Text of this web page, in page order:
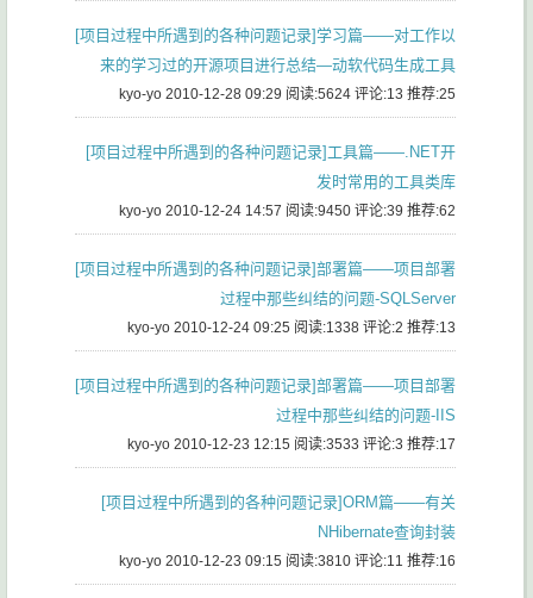
[项目过程中所遇到的各种问题记录]学习篇——对工作以
来的学习过的开源项目进行总结—动软代码生成工具
kyo-yo 2010-12-28 09:29 阅读:5624 评论:13 推荐:25
[项目过程中所遇到的各种问题记录]工具篇——.NET开
发时常用的工具类库
kyo-yo 2010-12-24 14:57 阅读:9450 评论:39 推荐:62
[项目过程中所遇到的各种问题记录]部署篇——项目部署
过程中那些纠结的问题-SQLServer
kyo-yo 2010-12-24 09:25 阅读:1338 评论:2 推荐:13
[项目过程中所遇到的各种问题记录]部署篇——项目部署
过程中那些纠结的问题-IIS
kyo-yo 2010-12-23 12:15 阅读:3533 评论:3 推荐:17
[项目过程中所遇到的各种问题记录]ORM篇——有关
NHibernate查询封装
kyo-yo 2010-12-23 09:15 阅读:3810 评论:11 推荐:16